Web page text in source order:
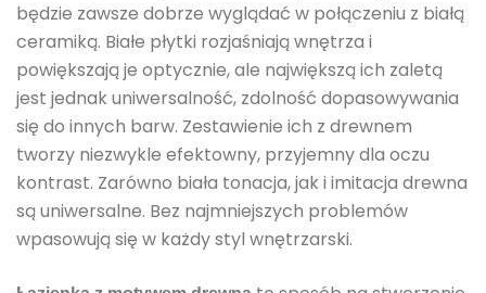
będzie zawsze dobrze wyglądać w połączeniu z białą
ceramiką. Białe płytki rozjaśniają wnętrza i
powiększają je optycznie, ale największą ich zaletą
jest jednak uniwersalność, zdolność dopasowywania
się do innych barw. Zestawienie ich z drewnem
tworzy niezwykle efektowny, przyjemny dla oczu
kontrast. Zarówno biała tonacja, jak i imitacja drewna
są uniwersalne. Bez najmniejszych problemów
wpasowują się w każdy styl wnętrzarski.